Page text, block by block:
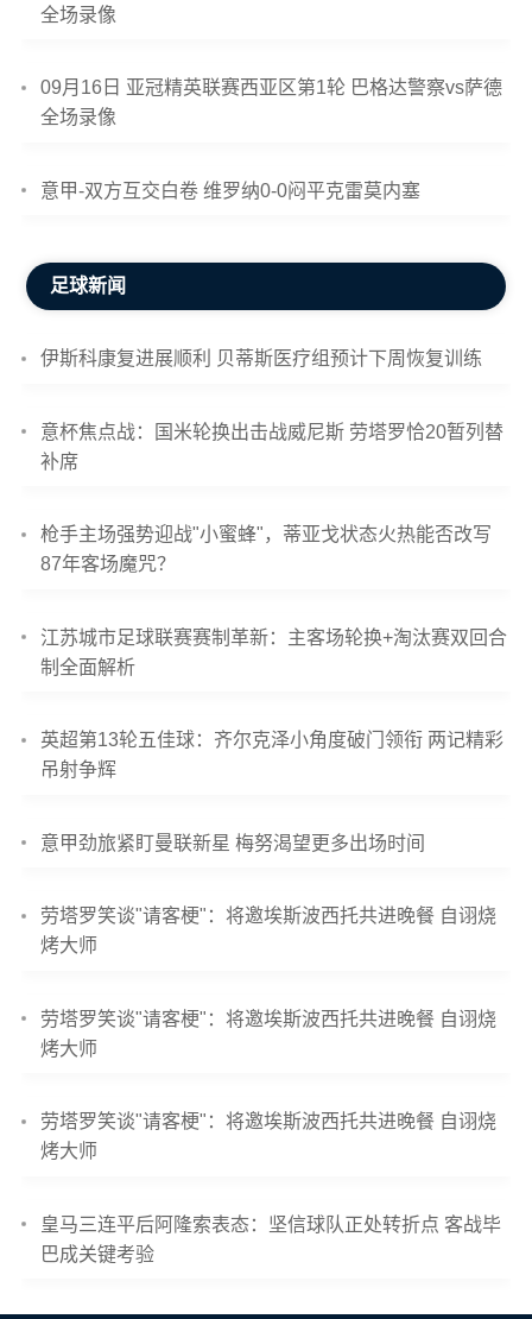
全场录像
09月16日 亚冠精英联赛西亚区第1轮 巴格达警察vs萨德
全场录像
意甲-双方互交白卷 维罗纳0-0闷平克雷莫内塞
足球新闻
伊斯科康复进展顺利 贝蒂斯医疗组预计下周恢复训练
意杯焦点战：国米轮换出击战威尼斯 劳塔罗恰20暂列替
补席
枪手主场强势迎战"小蜜蜂"，蒂亚戈状态火热能否改写
87年客场魔咒？
江苏城市足球联赛赛制革新：主客场轮换+淘汰赛双回合
制全面解析
英超第13轮五佳球：齐尔克泽小角度破门领衔 两记精彩
吊射争辉
意甲劲旅紧盯曼联新星 梅努渴望更多出场时间
劳塔罗笑谈"请客梗"：将邀埃斯波西托共进晚餐 自诩烧
烤大师
劳塔罗笑谈"请客梗"：将邀埃斯波西托共进晚餐 自诩烧
烤大师
劳塔罗笑谈"请客梗"：将邀埃斯波西托共进晚餐 自诩烧
烤大师
皇马三连平后阿隆索表态：坚信球队正处转折点 客战毕
巴成关键考验